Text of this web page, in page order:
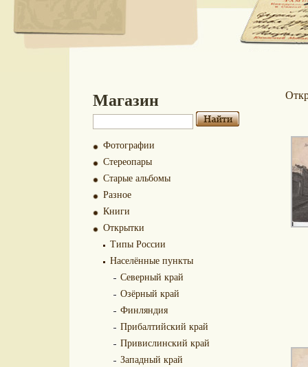
Магазин
Фотографии
Стереопары
Старые альбомы
Разное
Книги
Открытки
Типы России
Населённые пункты
Северный край
Озёрный край
Финляндия
Прибалтийский край
Привислинский край
Западный край